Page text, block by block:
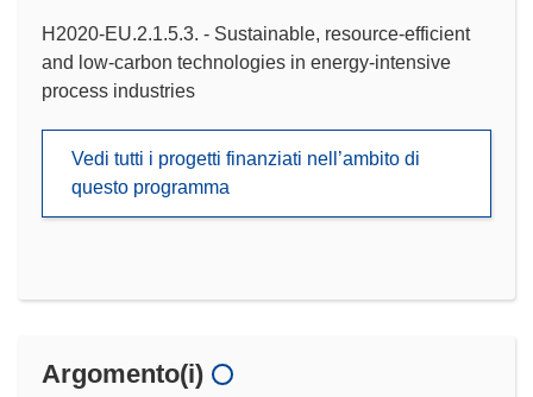
H2020-EU.2.1.5.3. - Sustainable, resource-efficient
and low-carbon technologies in energy-intensive
process industries
Vedi tutti i progetti finanziati nell’ambito di
questo programma
Argomento(i)